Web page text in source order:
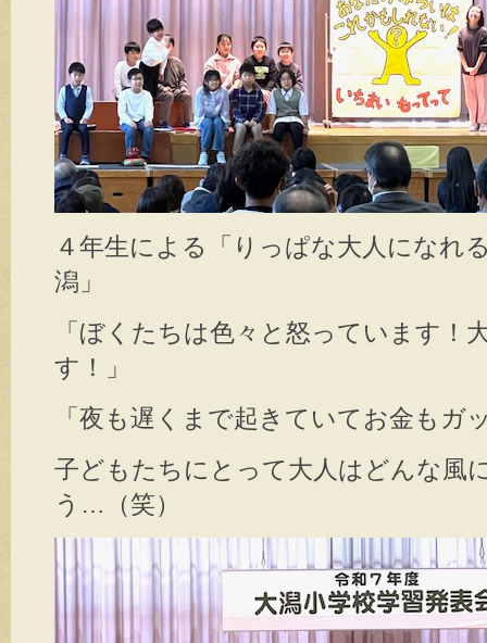
４年生による「りっぱな大人になれ
潟」
「ぼくたちは色々と怒っています！
す！」
「夜も遅くまで起きていてお金も
子どもたちにとって大人はどんな風
う…（笑）